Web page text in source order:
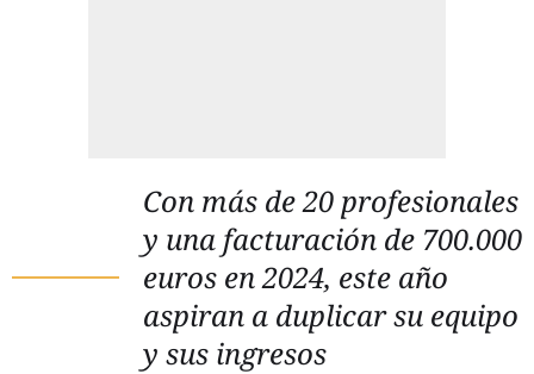
Con más de 20 profesionales
y una facturación de 700.000
euros en 2024, este año
aspiran a duplicar su equipo
y sus ingresos